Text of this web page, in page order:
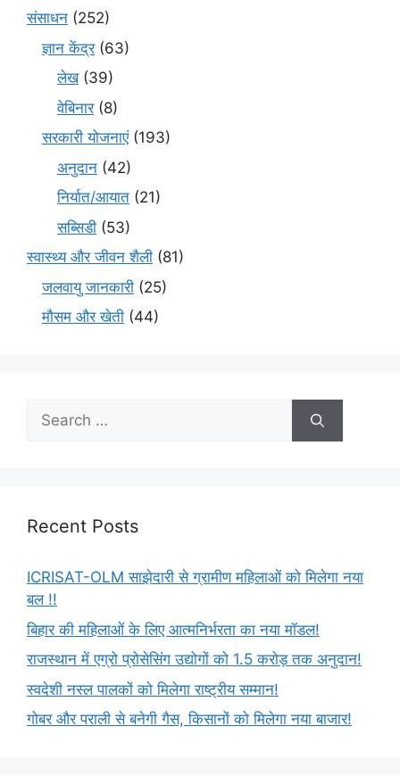
संसाधन (252)
ज्ञान केंद्र(63)
लेख(39)
वेबिनार(8)
सरकारी योजनाएं(193)
अनुदान (42)
निर्यात/आयात (21)
सब्सिडी (53)
स्वास्थ्य और जीवन शैली (81)
जलवायु जानकारी (25)
मौसम और खेती (44)
Recent Posts
ICRISAT-OLM साझेदारी से ग्रामीण महिलाओं को मिलेगा नया
बल !!
बिहार की महिलाओं के लिए आत्मनिर्भरता का नया मॉडल!
राजस्थान में एग्रो प्रोसेसिंग उद्योगों को 1.5 करोड़ तक अनुदान!
स्वदेशी नस्ल पालकों को मिलेगा राष्ट्रीय सम्मान!
गोबर और पराली से बनेगी गैस, किसानों को मिलेगा नया बाजार!